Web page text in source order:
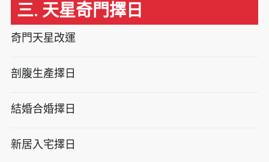
三. 天星奇門擇日
奇門天星改運
剖腹生產擇日
結婚合婚擇日
新居入宅擇日